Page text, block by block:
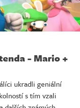
- Mario +
ukradli geniální
s tím vzali